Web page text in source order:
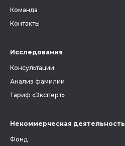
Команда
Контакты
Исследования
Консультации
Анализ фамилии
Тариф «Эксперт»
Некоммерческая деятельность
Фонд